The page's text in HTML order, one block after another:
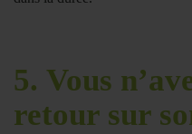
5. Vous
retour sur